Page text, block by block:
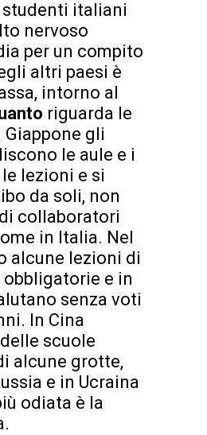
studenti italiani
nervoso
per un compito
altri paesi è
intorno al
riguarda le
gli
le aule e i
lezioni e si
da soli, non
collaboratori
in Italia. Nel
alcune lezioni di
e in
senza voti
In Cina
scuole
alcune grotte,
e in Ucraina
odiata è la